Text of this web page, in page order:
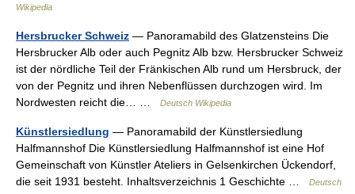
Wikipedia
Hersbrucker Schweiz — Panoramabild des Glatzensteins Die
Hersbrucker Alb oder auch Pegnitz Alb bzw. Hersbrucker Schweiz
ist der nördliche Teil der Fränkischen Alb rund um Hersbruck, der
von der Pegnitz und ihren Nebenflüssen durchzogen wird. Im
Nordwesten reicht die… …
Deutsch Wikipedia
Künstlersiedlung — Panoramabild der Künstlersiedlung
Halfmannshof Die Künstlersiedlung Halfmannshof ist eine Hof
Gemeinschaft von Künstler Ateliers in Gelsenkirchen Ückendorf,
die seit 1931 besteht. Inhaltsverzeichnis 1 Geschichte …
Deutsch